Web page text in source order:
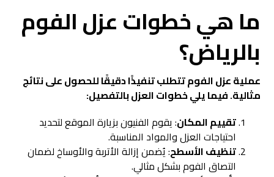
ما هي خطوات عزل الفوم
بالرياض؟
عمليةعزل الفومتتطلب تنفيذًا دقيقًا للحصول على نتائج
مثالية. فيما يلي خطوات العزل بالتفصيل:
تقييم المكان: يقوم الفنيون بزيارة الموقع لتحديد
احتياجات العزل والمواد المناسبة.
تنظيف الأسطح: يُضمن إزالة الأتربة والأوساخ لضمان
التصاق الفوم بشكل مثالي.